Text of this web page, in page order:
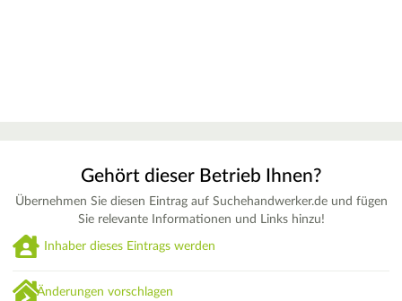
Gehört dieser Betrieb Ihnen?
Übernehmen Sie diesen Eintrag auf Suchehandwerker.de und fügen
Sie relevante Informationen und Links hinzu!
Inhaber dieses Eintrags werden
Änderungen vorschlagen